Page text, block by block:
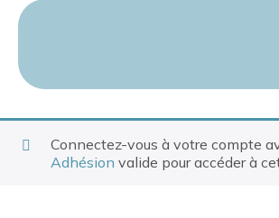
Connectez-vous à votre compte
Adhésion valide pour accéder à